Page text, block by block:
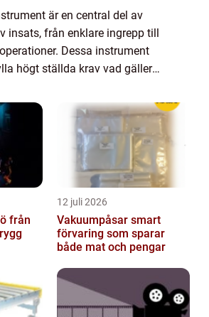
är en central del av
insats, från enklare ingrepp till
Dessa instrument
högt ställda krav vad gäller
12 juli 2026
Vakuumpåsar smart
förvaring som sparar
både mat och pengar